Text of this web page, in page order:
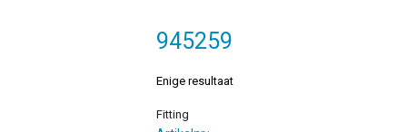
945259
Enige resultaat
Fitting